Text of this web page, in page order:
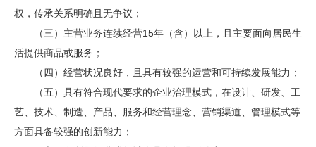
权，传承关系明确且无争议；
（三）主营业务连续经营15年（含）以上，且主要面向居民生
活提供商品或服务；
（四）经营状况良好，且具有较强的运营和可持续发展能力；
（五）具有符合现代要求的企业治理模式，在设计、研发、工
艺、技术、制造、产品、服务和经营理念、营销渠道、管理模式等
方面具备较强的创新能力；